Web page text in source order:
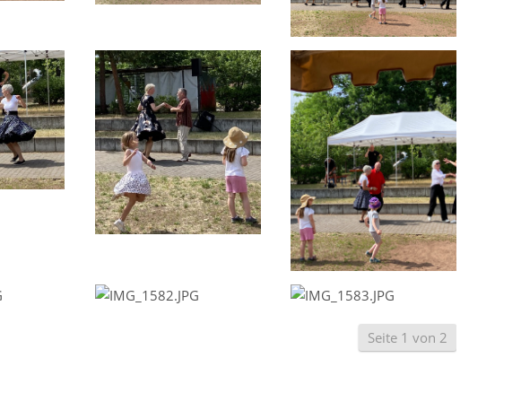
Seite 1 von 2